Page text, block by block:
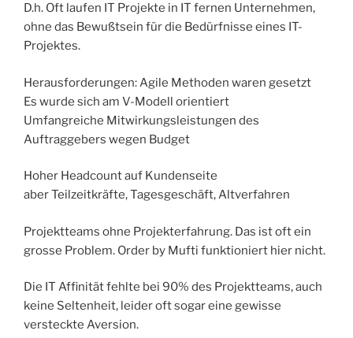
D.h. Oft laufen IT Projekte in IT fernen Unternehmen,
ohne das Bewußtsein für die Bedürfnisse eines IT-
Projektes.
Herausforderungen: Agile Methoden waren gesetzt
Es wurde sich am V-Modell orientiert
Umfangreiche Mitwirkungsleistungen des
Auftraggebers wegen Budget
Hoher Headcount auf Kundenseite
aber Teilzeitkräfte, Tagesgeschäft, Altverfahren
Projektteams ohne Projekterfahrung. Das ist oft ein
grosse Problem. Order by Mufti funktioniert hier nicht.
Die IT Affinität fehlte bei 90% des Projektteams, auch
keine Seltenheit, leider oft sogar eine gewisse
versteckte Aversion.